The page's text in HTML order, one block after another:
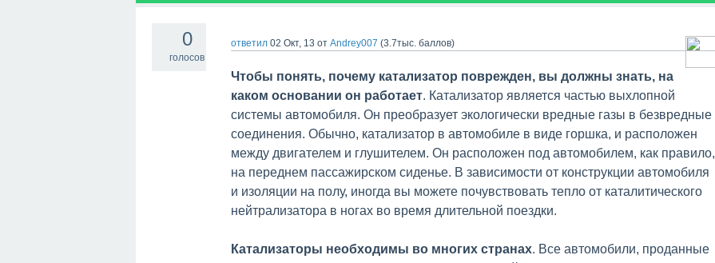
0
голосов
ответил 02 Окт, 13 отAndrey007 (3.7тыс. баллов)
Чтобы понять, почему катализатор поврежден, вы должны знать, на
каком основании он работает. Катализатор является частью выхлопной
системы автомобиля. Он преобразует экологически вредные газы в безвредные
соединения. Обычно, катализатор в автомобиле в виде горшка, и расположен
между двигателем и глушителем. Он расположен под автомобилем, как правило,
на переднем пассажирском сиденье. В зависимости от конструкции автомобиля
и изоляции на полу, иногда вы можете почувствовать тепло от каталитического
нейтрализатора в ногах во время длительной поездки.
Катализаторы необходимы во многих странах. Все автомобили, проданные